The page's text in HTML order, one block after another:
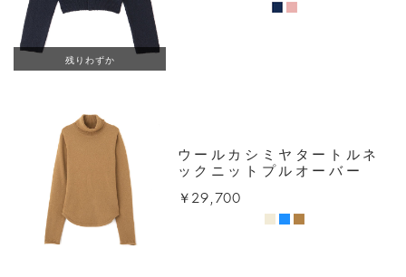
残りわずか
ウールカシミヤタートルネ
ックニットプルオーバー
￥29,700